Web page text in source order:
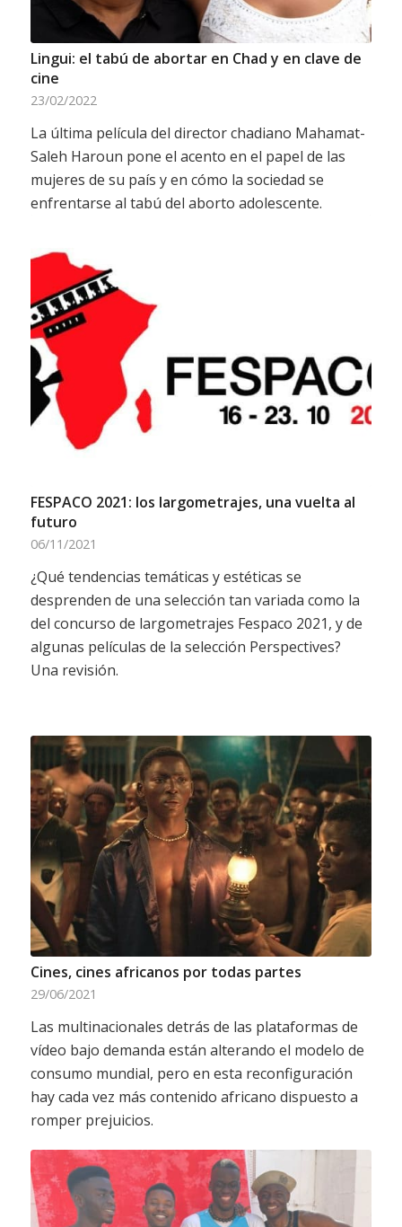
Lingui: el tabú de abortar en Chad y en clave de
cine
23/02/2022
La última película del director chadiano Mahamat-
Saleh Haroun pone el acento en el papel de las
mujeres de su país y en cómo la sociedad se
enfrentarse al tabú del aborto adolescente.
FESPACO 2021: los largometrajes, una vuelta al
futuro
06/11/2021
¿Qué tendencias temáticas y estéticas se
desprenden de una selección tan variada como la
del concurso de largometrajes Fespaco 2021, y de
algunas películas de la selección Perspectives?
Una revisión.
Cines, cines africanos por todas partes
29/06/2021
Las multinacionales detrás de las plataformas de
vídeo bajo demanda están alterando el modelo de
consumo mundial, pero en esta reconfiguración
hay cada vez más contenido africano dispuesto a
romper prejuicios.